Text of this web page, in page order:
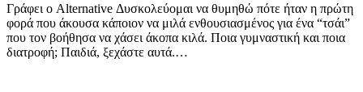
Γράφει ο Alternative Δυσκολεύομαι να θυμηθώ πότε ήταν η πρώτη
φορά που άκουσα κάποιον να μιλά ενθουσιασμένος για ένα “τσάι”
που τον βοήθησα να χάσει άκοπα κιλά. Ποια γυμναστική και ποια
διατροφή; Παιδιά, ξεχάστε αυτά.…